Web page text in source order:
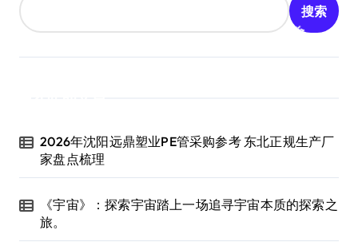
搜索
2026年沈阳远鼎塑业PE管采购参考 东北正规生产厂
家盘点梳理
《宇宙》：探索宇宙踏上一场追寻宇宙本质的探索之
旅。